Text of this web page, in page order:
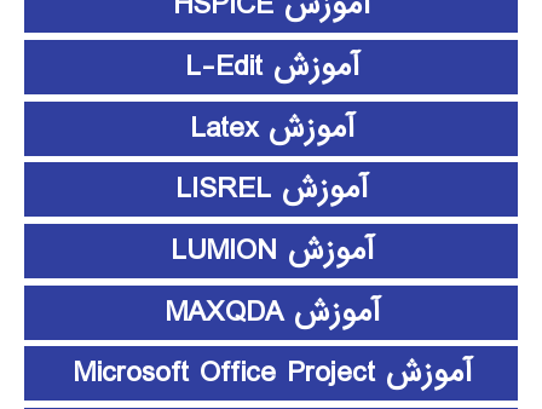
آموزش L-Edit
آموزش Latex
آموزش LISREL
آموزش LUMION
آموزش MAXQDA
آموزش Microsoft Office Project